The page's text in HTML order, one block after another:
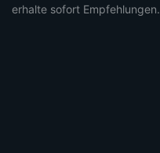
erhalte sofort Empfehlungen.